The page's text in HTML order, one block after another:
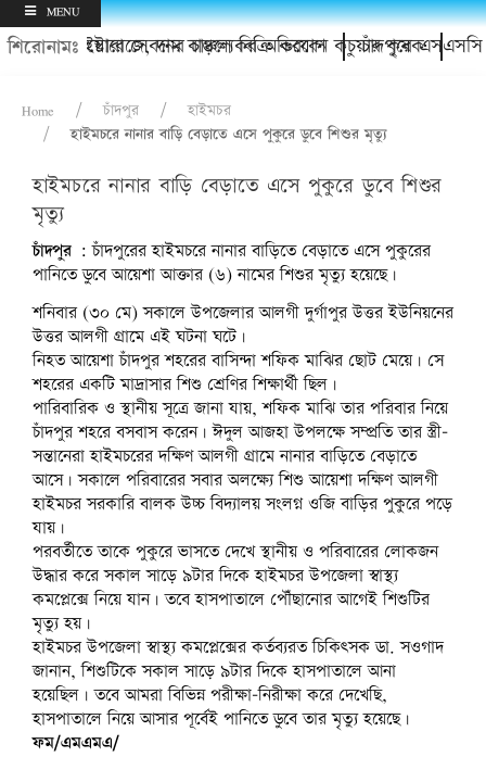
MENU
শিরোনামঃও ইয়াবা সেবনের চাঞ্চল্যকর অভিযোগ চাঁদপুরে এসএসসি
কোল্ড স্টোরেজে, দাম বাড়লে বিক্রি করবেন কচুয়ার কৃষক
Home চাঁদপুর
হাইমচর
হাইমচরে নানার বাড়ি বেড়াতে এসে পুকুরে ডুবে শিশুর মৃত্যু
হাইমচরে নানার বাড়ি বেড়াতে এসে পুকুরে ডুবে শিশুর
মৃত্যু
চাঁদপুর : চাঁদপুরের হাইমচরে নানার বাড়িতে বেড়াতে এসে পুকুরের
পানিতে ডুবে আয়েশা আক্তার (৬) নামের শিশুর মৃত্যু হয়েছে।
শনিবার (৩০ মে) সকালে উপজেলার আলগী দুর্গাপুর উত্তর ইউনিয়নের
উত্তর আলগী গ্রামে এই ঘটনা ঘটে।
নিহত আয়েশা চাঁদপুর শহরের বাসিন্দা শফিক মাঝির ছোট মেয়ে। সে
শহরের একটি মাদ্রাসার শিশু শ্রেণির শিক্ষার্থী ছিল।
পারিবারিক ও স্থানীয় সূত্রে জানা যায়, শফিক মাঝি তার পরিবার নিয়ে
চাঁদপুর শহরে বসবাস করেন। ঈদুল আজহা উপলক্ষে সম্প্রতি তার স্ত্রী-
সন্তানেরা হাইমচরের দক্ষিণ আলগী গ্রামে নানার বাড়িতে বেড়াতে
আসে। সকালে পরিবারের সবার অলক্ষ্যে শিশু আয়েশা দক্ষিণ আলগী
হাইমচর সরকারি বালক উচ্চ বিদ্যালয় সংলগ্ন ওজি বাড়ির পুকুরে পড়ে
যায়।
পরবর্তীতে তাকে পুকুরে ভাসতে দেখে স্থানীয় ও পরিবারের লোকজন
উদ্ধার করে সকাল সাড়ে ৯টার দিকে হাইমচর উপজেলা স্বাস্থ্য
কমপ্লেক্সে নিয়ে যান। তবে হাসপাতালে পৌঁছানোর আগেই শিশুটির
মৃত্যু হয়।
হাইমচর উপজেলা স্বাস্থ্য কমপ্লেক্সের কর্তব্যরত চিকিৎসক ডা. সওগাদ
জানান, শিশুটিকে সকাল সাড়ে ৯টার দিকে হাসপাতালে আনা
হয়েছিল। তবে আমরা বিভিন্ন পরীক্ষা-নিরীক্ষা করে দেখেছি,
হাসপাতালে নিয়ে আসার পূর্বেই পানিতে ডুবে তার মৃত্যু হয়েছে।
ফম/এমএমএ/